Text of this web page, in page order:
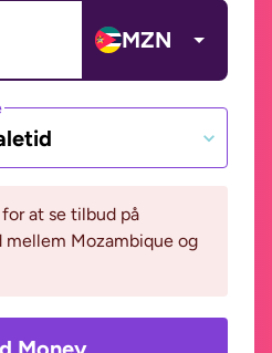
MZN
at se tilbud på
Mozambique og